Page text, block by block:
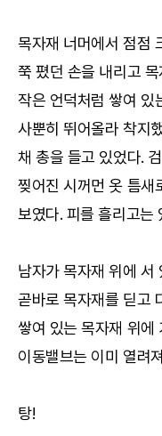
목자재 너머에서 점점
쭉 폈던 손을 내리고
작은 언덕처럼 쌓여 있
사뿐히 뛰어올라 착지
채 총을 들고 있었다.
찢어진 시꺼먼 옷 틈새
보였다. 피를 흘리고는
남자가 목자재 위에 서
곧바로 목자재를 딛고
쌓여 있는 목자재 위에
이동밸브는 이미 열려
탕!